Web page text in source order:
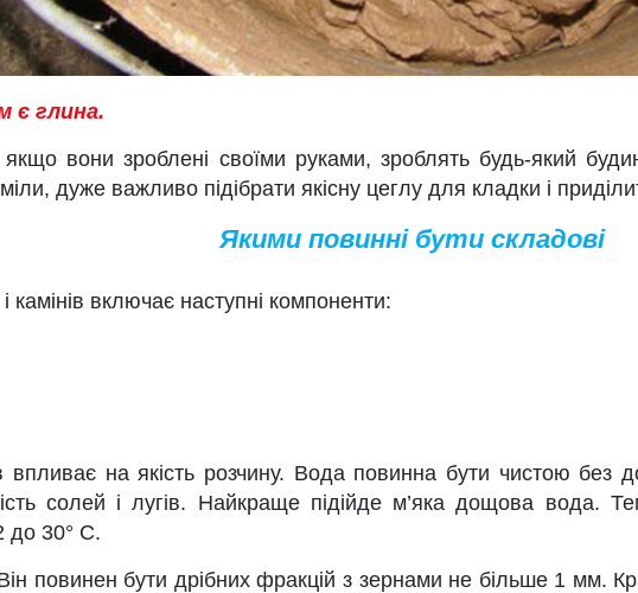
є глина.
вони зроблені своїми руками, зроблять будь-який
дуже важливо підібрати якісну цеглу для кладки і
Якими повинні бути складові
камінів включає наступні компоненти:
впливає на якість розчину. Вода повинна бути чистою без
солей і лугів. Найкраще підійде м’яка дощова вода.
до 30° С.
Він повинен бути дрібних фракцій з зернами не більше 1 мм.